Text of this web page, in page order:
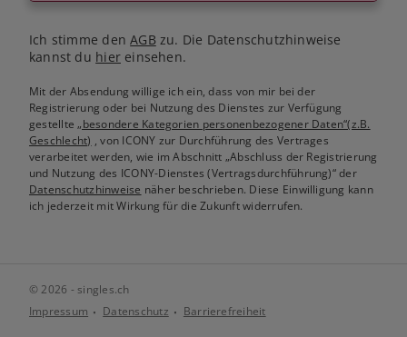
Ich stimme denAGB zu. Die Datenschutzhinweise
kannst du hiereinsehen.
Mit der Absendung willige ich ein, dass von mir bei der
Registrierung oder bei Nutzung des Dienstes zur Verfügung
gestellte„besondere Kategorien personenbezogener Daten“(z.B.
Geschlecht) , von ICONY zur Durchführung des Vertrages
verarbeitet werden, wie im Abschnitt „Abschluss der Registrierung
und Nutzung des ICONY-Dienstes (Vertragsdurchführung)“ der
Datenschutzhinweise näher beschrieben. Diese Einwilligung kann
ich jederzeit mit Wirkung für die Zukunft widerrufen.
© 2026 - singles.ch
Impressum
Datenschutz Barrierefreiheit